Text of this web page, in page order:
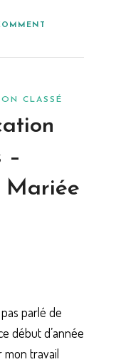
CLASSÉ
–
Mariée
parlé de
début d’année
mon travail